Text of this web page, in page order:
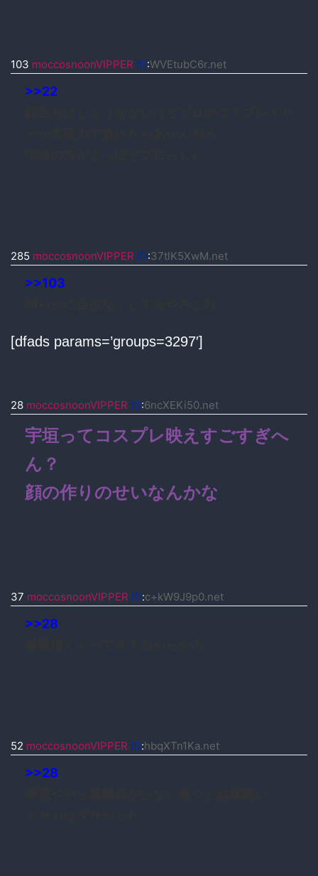
103 moccosnoonVIPPER ID:WVEtubC6r.net
>>22
285 moccosnoonVIPPER ID:37tlK5XwM.net
>>103
[dfads params=’groups=3297′]
28 moccosnoonVIPPER ID:6ncXEKi50.net
宇垣ってコスプレ映えすごすぎへ
ん？
顔の作りのせいなんかな
37 moccosnoonVIPPER ID:c+kW9J9p0.net
>>28
52 moccosnoonVIPPER ID:hbqXTn1Ka.net
>>28